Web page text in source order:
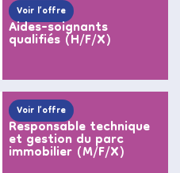
Voir l’offre
Aides-soignants
qualifiés (H/F/X)
Voir l’offre
Responsable technique
et gestion du parc
immobilier (M/F/X)